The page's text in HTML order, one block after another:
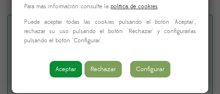
¿Quieres añadir una
dedicatoria al envío? (Por
favor, no uses emojis)
Para más información consulte la política de cookies.
Puede aceptar todas las cookies pulsando el botón "Aceptar",
rechazar su uso pulsando el botón "Rechazar" y configurarlas
pulsando el botón "Configurar".
Aceptar Rechazar Configurar